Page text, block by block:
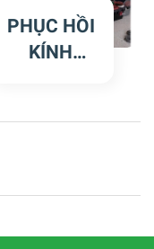
PHỤC HỒI
KÍNH